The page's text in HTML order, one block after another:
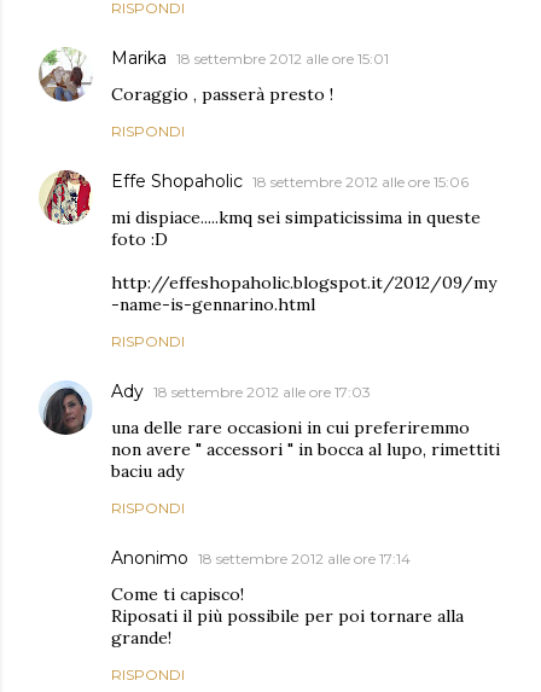
RISPONDI
Marika 18 settembre 2012 alle ore 15:01
Coraggio , passerà presto !
RISPONDI
Effe Shopaholic 18 settembre 2012 alle ore 15:06
mi dispiace.....kmq sei simpaticissima in queste
foto :D
http://effeshopaholic.blogspot.it/2012/09/my
-name-is-gennarino.html
RISPONDI
Ady 18 settembre 2012 alle ore 17:03
una delle rare occasioni in cui preferiremmo
non avere " accessori " in bocca al lupo, rimettiti
baciu ady
RISPONDI
Anonimo 18 settembre 2012 alle ore 17:14
Come ti capisco!
Riposati il più possibile per poi tornare alla
grande!
RISPONDI